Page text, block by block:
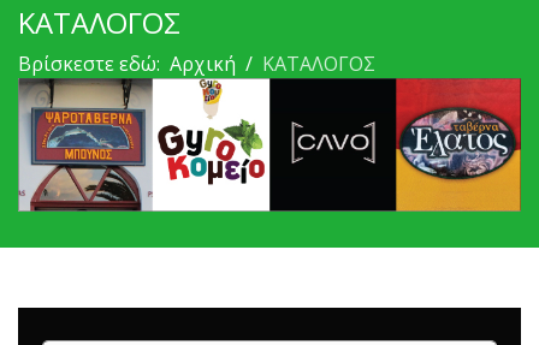
ΚΑΤΑΛΟΓΟΣ
Βρίσκεστε εδώ: Αρχική ΚΑΤΑΛΟΓΟΣ